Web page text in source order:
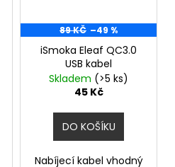
89 KČ –49 %
iSmoka Eleaf QC3.0
USB kabel
Skladem (>5 ks)
45 Kč
DO KOŠÍKU
Nabíjecí kabel vhodný